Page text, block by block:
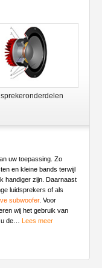
uw toepassing. Zo
en kleine bands terwijl
handiger zijn. Daarnaast
luidsprekers of als
subwoofer. Voor
wij het gebruik van
de
Lees meer